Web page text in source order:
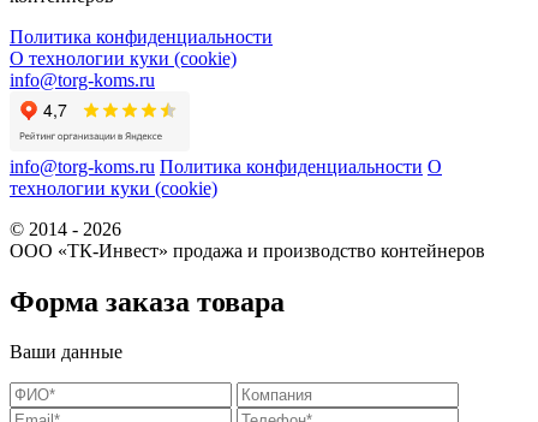
Политика конфиденциальности
О технологии куки (cookie)
info@torg-koms.ru
info@torg-koms.ru Политика конфиденциальности О
технологии куки (cookie)
© 2014 - 2026
ООО «ТК-Инвест» продажа и производство контейнеров
Форма заказа товара
Ваши данные